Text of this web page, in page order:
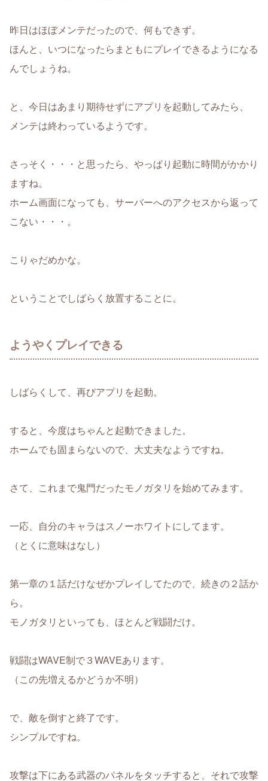
昨日はほぼメンテだったので、何もできず。
ほんと、いつになったらまともにプレイできるようになる
んでしょうね。
と、今日はあまり期待せずにアプリを起動してみたら、
メンテは終わっているようです。
さっそく・・・と思ったら、やっぱり起動に時間がかかり
ますね。
ホーム画面になっても、サーバーへのアクセスから返って
こない・・・。
こりゃだめかな。
ということでしばらく放置することに。
ようやくプレイできる
しばらくして、再びアプリを起動。
すると、今度はちゃんと起動できました。
ホームでも固まらないので、大丈夫なようですね。
さて、これまで鬼門だったモノガタリを始めてみます。
一応、自分のキャラはスノーホワイトにしてます。
（とくに意味はなし）
第一章の１話だけなぜかプレイしてたので、続きの２話か
ら。
モノガタリといっても、ほとんど戦闘だけ。
戦闘はWAVE制で３WAVEあります。
（この先増えるかどうか不明）
で、敵を倒すと終了です。
シンプルですね。
攻撃は下にある武器のパネルをタッチすると、それで攻撃